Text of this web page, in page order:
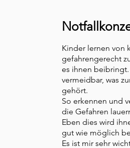
Kinder lernen von
gefahrengerecht
es ihnen
vermeidbar, was zu
gehört.
So erkennen und
die Gefahren
Eben dies wird
gut wie möglich
Es ist mir sehr